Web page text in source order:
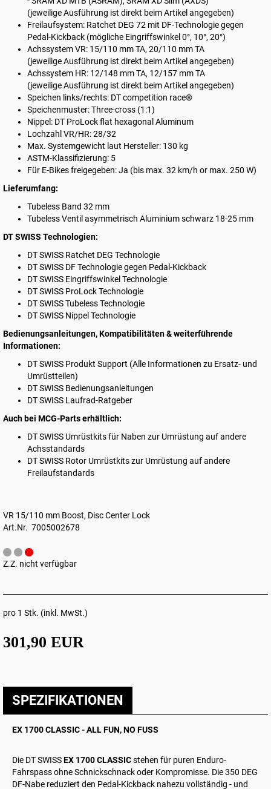
(jeweilige Ausführung ist direkt beim Artikel angegeben)
Freilaufsystem: Ratchet DEG 72 mit DF-Technologie gegen
Pedal-Kickback (mögliche Eingriffswinkel 0°, 10°, 20°)
Achssystem VR: 15/110 mm TA, 20/110 mm TA
(jeweilige Ausführung ist direkt beim Artikel angegeben)
Achssystem HR: 12/148 mm TA, 12/157 mm TA
(jeweilige Ausführung ist direkt beim Artikel angegeben)
Speichen links/rechts: DT competition race®
Speichenmuster: Three-cross (1:1)
Nippel: DT ProLock flat hexagonal Aluminum
Lochzahl VR/HR: 28/32
Max. Systemgewicht laut Hersteller: 130 kg
ASTM-Klassifizierung: 5
Für E-Bikes freigegeben: Ja (bis max. 32 km/h or max. 250 W)
Lieferumfang:
Tubeless Band 32 mm
Tubeless Ventil asymmetrisch Aluminium schwarz 18-25 mm
DT SWISS Technologien:
DT SWISS Ratchet DEG Technologie
DT SWISS DF Technologie gegen Pedal-Kickback
DT SWISS Eingriffswinkel Technologie
DT SWISS ProLock Technologie
DT SWISSTubeless Technologie
DT SWISS Nippel Technologie
Bedienungsanleitungen, Kompatibilitäten & weiterführende
Informationen:
DT SWISS Produkt Support (Alle Informationen zu Ersatz- und
Umrüstteilen)
DT SWISS Bedienungsanleitungen
DT SWISS Laufrad-Ratgeber
Auch bei MCG-Parts erhältlich:
DT SWISS Umrüstkits für Naben zur Umrüstung auf andere
Achsstandards
DT SWISS Rotor Umrüstkitszur Umrüstung auf andere
Freilaufstandards
VR 15/110 mm Boost, Disc Center Lock
Art.Nr. 7005002678
Z.Z. nicht verfügbar
pro 1 Stk. (inkl. MwSt.)
301,90 EUR
SPEZIFIKATIONEN
EX 1700 CLASSIC - ALL FUN, NO FUSS
Die DT SWISSEX 1700 CLASSICstehen für puren Enduro-
Fahrspass ohne Schnickschnack oder Kompromisse. Die 350 DEG
DF-Nabe reduziert den Pedal‑Kickback nahezu vollständig - und